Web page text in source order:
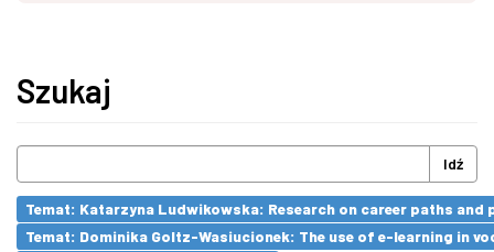
Szukaj
Idź
Temat: Katarzyna Ludwikowska: Research on career paths
Temat: Dominika Goltz-Wasiucionek: The use of e-learning in